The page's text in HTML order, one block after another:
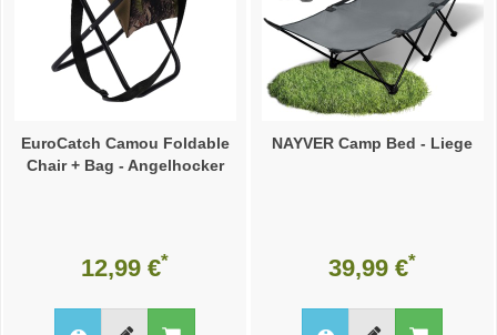
EuroCatch Camou Foldable
Chair + Bag - Angelhocker
12,99 €*
NAYVER Camp Bed - Liege
39,99 €*